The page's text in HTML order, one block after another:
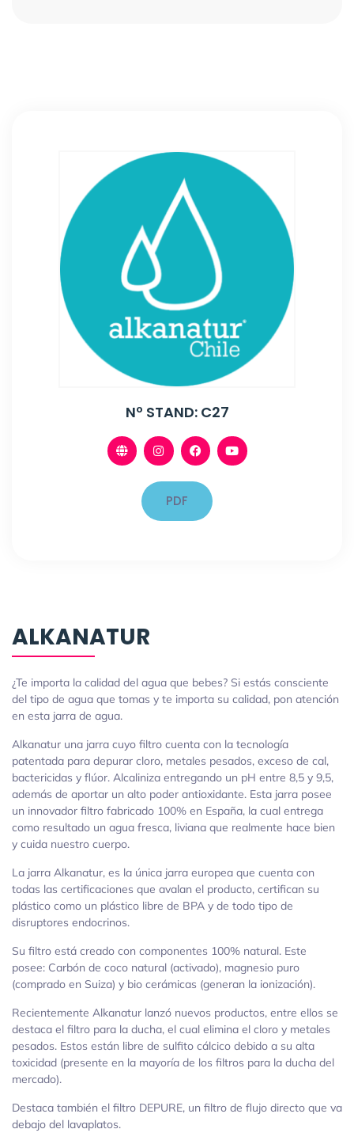
Nº STAND: C27
PDF
ALKANATUR
¿Te importa la calidad del agua que bebes? Si estás consciente
del tipo de agua que tomas y te importa su calidad, pon atención
en esta jarra de agua.
Alkanatur una jarra cuyo filtro cuenta con la tecnología
patentada para depurar cloro, metales pesados, exceso de cal,
bactericidas y flúor. Alcaliniza entregando un pH entre 8,5 y 9,5,
además de aportar un alto poder antioxidante. Esta jarra posee
un innovador filtro fabricado 100% en España, la cual entrega
como resultado un agua fresca, liviana que realmente hace bien
y cuida nuestro cuerpo.
La jarra Alkanatur, es la única jarra europea que cuenta con
todas las certificaciones que avalan el producto, certifican su
plástico como un plástico libre de BPA y de todo tipo de
disruptores endocrinos.
Su filtro está creado con componentes 100% natural. Este
posee: Carbón de coco natural (activado), magnesio puro
(comprado en Suiza) y bio cerámicas (generan la ionización).
Recientemente Alkanatur lanzó nuevos productos, entre ellos se
destaca el filtro para la ducha, el cual elimina el cloro y metales
pesados. Estos están libre de sulfito cálcico debido a su alta
toxicidad (presente en la mayoría de los filtros para la ducha del
mercado).
Destaca también el filtro DEPURE, un filtro de flujo directo que va
debajo del lavaplatos.